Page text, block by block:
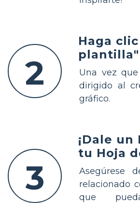
2
Haga
plantilla"
Una vez
dirigido al
gráfico.
3
¡Dale un
tu Hoja
Asegúrese
relacionado
que